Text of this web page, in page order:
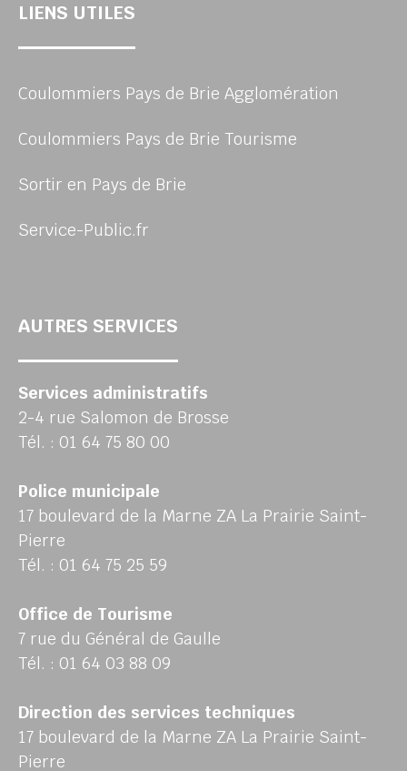
LIENS UTILES
Coulommiers Pays de Brie Agglomération
Coulommiers Pays de Brie Tourisme
Sortir en Pays de Brie
Service-Public.fr
AUTRES SERVICES
Services administratifs
2-4 rue Salomon de Brosse
Tél. : 01 64 75 80 00
Police municipale
17 boulevard de la Marne ZA La Prairie Saint-
Pierre
Tél. : 01 64 75 25 59
Office de Tourisme
7 rue du Général de Gaulle
Tél. : 01 64 03 88 09
Direction des services techniques
17 boulevard de la Marne ZA La Prairie Saint-
Pierre